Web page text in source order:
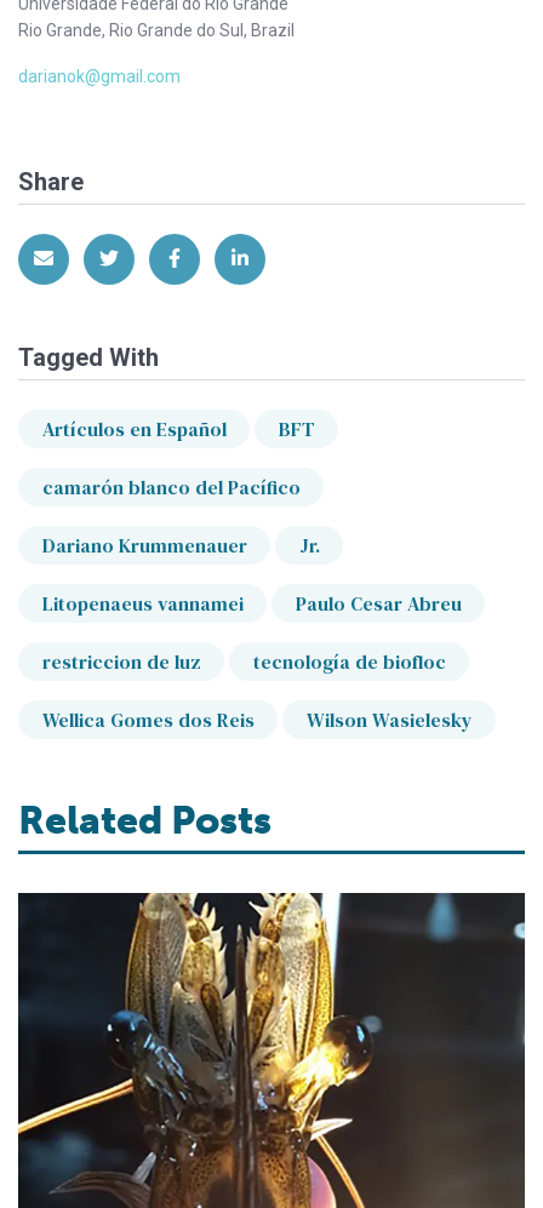
Rio Grande, Rio Grande do Sul, Brazil
darianok@gmail.com
Share
Share via EmailShare on Twitter
Share on Facebook
Share on LinkedIn
Tagged With
Artículos en Español BFT
camarón blanco del Pacífico
Dariano Krummenauer Jr.
Litopenaeus vannamei Paulo Cesar Abreu
restriccion de luz tecnología de biofloc
Wellica Gomes dos Reis Wilson Wasielesky
Related Posts